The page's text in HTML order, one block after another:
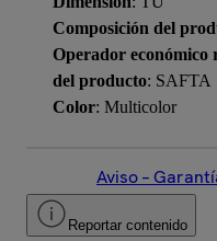
Composición del
Operador económico
del producto: SAFTA
Color: Multicolor
Aviso –
Reportar contenido